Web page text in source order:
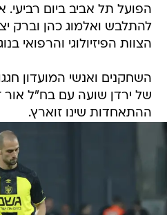
הפועל תל אביב ביום רביעי.
להתלבש ואלמוג כהן וברק
הצוות הפיזיולוגי והרפואי
השחקנים ואנשי המועדון
של ירדן שועה עם בח"ל אור
ההתאחדות שינו זוארץ.